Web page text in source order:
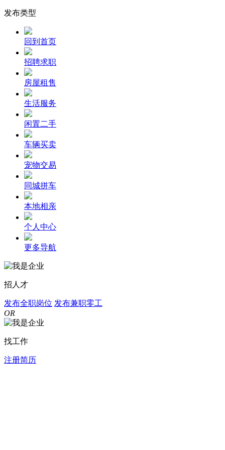
发布类型
回到首页
招聘求职
房屋租售
生活服务
闲置二手
车辆买卖
宠物交易
同城拼车
本地相亲
个人中心
更多导航
招人才
发布全职岗位 发布兼职零工
OR
找工作
注册简历